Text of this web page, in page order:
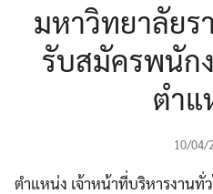
มหาวิทยาลัย
รับสมัครพนัก
ตำแ
10/04/
ตำแหน่ง เจ้าหน้าที่บริหารงานทั่